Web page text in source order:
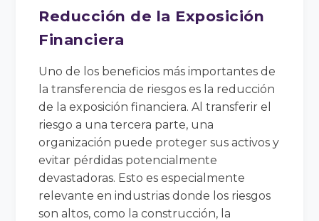
Reducción de la Exposición
Financiera
Uno de los beneficios más importantes de
la transferencia de riesgos es la reducción
de la exposición financiera. Al transferir el
riesgo a una tercera parte, una
organización puede proteger sus activos y
evitar pérdidas potencialmente
devastadoras. Esto es especialmente
relevante en industrias donde los riesgos
son altos, como la construcción, la